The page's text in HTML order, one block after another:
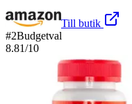
Till butik
#2Budgetval
8.81/10